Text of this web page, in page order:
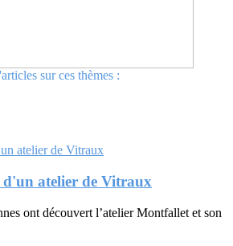
sur ces thèmes :
d'un atelier de Vitraux
ont découvert l’atelier Montfallet et son